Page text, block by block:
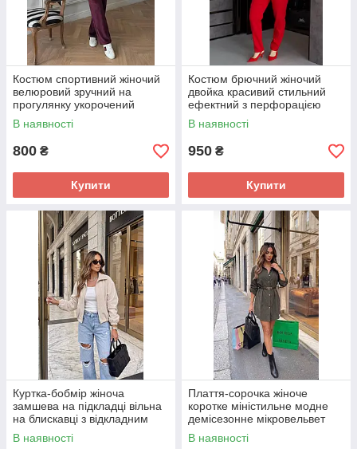
Костюм спортивний жіночий
велюровий зручний на
прогулянку укорочений
бомбер і штани
В наявності
800 ₴
Купити
Костюм брючний жіночий
двойка красивий стильний
ефектний з перфорацією
піджак і штани розміри 48-58
В наявності
950 ₴
Купити
Куртка-бобмір жіноча
замшева на підкладці вільна
на блискавці з відкладним
коміром
В наявності
Плаття-сорочка жіноче
коротке міністильне модне
демісезонне мікровельвет
розміри 42-46
В наявності